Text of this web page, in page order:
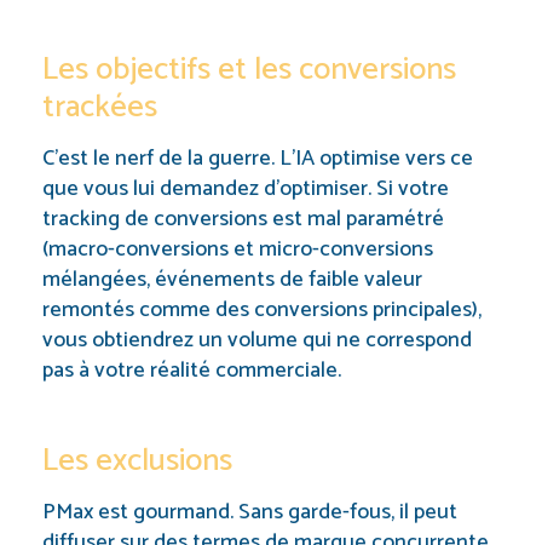
Les objectifs et les conversions
trackées
C’est le nerf de la guerre. L’IA optimise vers ce
que vous lui demandez d’optimiser. Si votre
tracking de conversions est mal paramétré
(macro-conversions et micro-conversions
mélangées, événements de faible valeur
remontés comme des conversions principales),
vous obtiendrez un volume qui ne correspond
pas à votre réalité commerciale.
Les exclusions
PMax est gourmand. Sans garde-fous, il peut